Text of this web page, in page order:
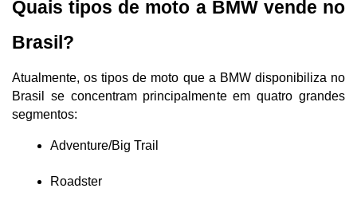
Quais tipos de moto a BMW vende no
Brasil?
Atualmente, os tipos de moto que a BMW disponibiliza no
Brasil se concentram principalmente em quatro grandes
segmentos:
Adventure/Big Trail
Roadster